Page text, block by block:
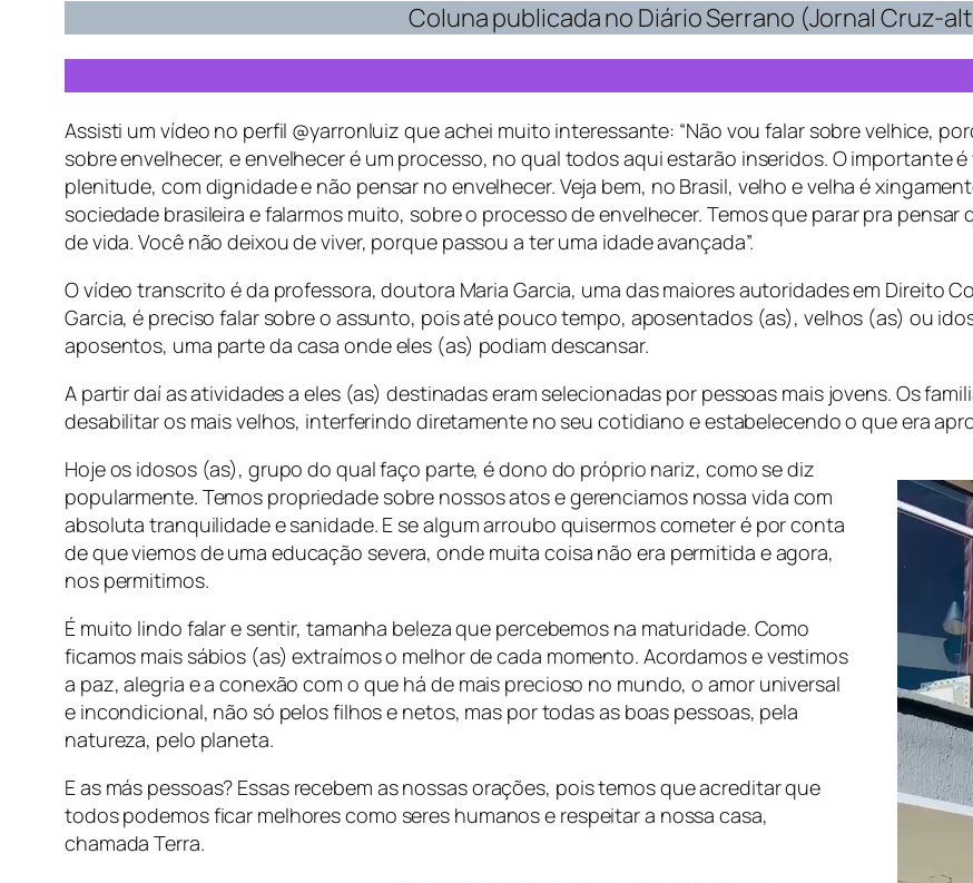
Coluna publicada no Diário Serrano (Jornal Cruz-
Assisti um vídeo no perfil @yarronluiz que achei muito interessante: “Não vou falar sobre velhice,
sobre envelhecer, e envelhecer é um processo, no qual todos aqui estarão inseridos. O importante é
plenitude, com dignidade e não pensar no envelhecer. Veja bem, no Brasil, velho e velha é
sociedade brasileira e falarmos muito, sobre o processo de envelhecer. Temos que parar pra pensar
de vida. Você não deixou de viver, porque passou a ter uma idade avançada”.
O vídeo transcrito é da professora, doutora Maria Garcia, uma das maiores autoridades em Direito
Garcia, é preciso falar sobre o assunto, pois até pouco tempo, aposentados (as), velhos (as) ou
aposentos, uma parte da casa onde eles (as) podiam descansar.
A partir daí as atividades a eles (as) destinadas eram selecionadas por pessoas mais jovens. Os
desabilitar os mais velhos, interferindo diretamente no seu cotidiano e estabelecendo o que era
Hoje os idosos (as), grupo do qual faço parte, é dono do próprio nariz, como se diz
popularmente. Temos propriedade sobre nossos atos e gerenciamos nossa vida com
absoluta tranquilidade e sanidade. E se algum arroubo quisermos cometer é por conta
de que viemos de uma educação severa, onde muita coisa não era permitida e agora,
nos permitimos.
É muito lindo falar e sentir, tamanha beleza que percebemos na maturidade. Como
ficamos mais sábios (as) extraímos o melhor de cada momento. Acordamos e vestimos
a paz, alegria e a conexão com o que há de mais precioso no mundo, o amor universal
e incondicional, não só pelos filhos e netos, mas por todas as boas pessoas, pela
natureza, pelo planeta.
E as más pessoas? Essas recebem as nossas orações, pois temos que acreditar que
todos podemos ficar melhores como seres humanos e respeitar a nossa casa,
chamada Terra.